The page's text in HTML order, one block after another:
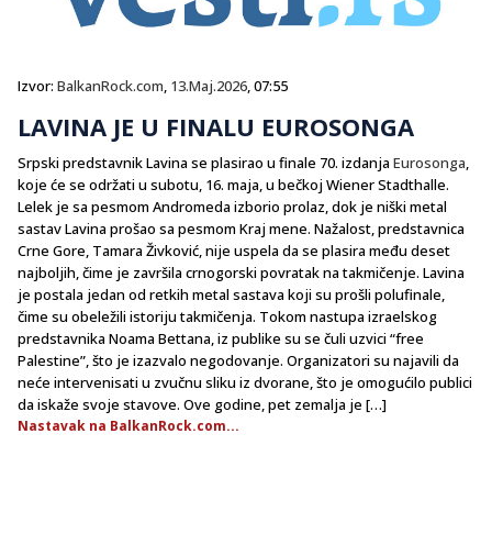
Izvor: BalkanRock.com, 13.Maj.2026, 07:55
LAVINA JE U FINALU EUROSONGA
Srpski predstavnik Lavina se plasirao u finale 70. izdanja Eurosonga,
koje će se održati u subotu, 16. maja, u bečkoj Wiener Stadthalle.
Lelek je sa pesmom Andromeda izborio prolaz, dok je niški metal
sastav Lavina prošao sa pesmom Kraj mene. Nažalost, predstavnica
Crne Gore, Tamara Živković, nije uspela da se plasira među deset
najboljih, čime je završila crnogorski povratak na takmičenje. Lavina
je postala jedan od retkih metal sastava koji su prošli polufinale,
čime su obeležili istoriju takmičenja. Tokom nastupa izraelskog
predstavnika Noama Bettana, iz publike su se čuli uzvici “free
Palestine”, što je izazvalo negodovanje. Organizatori su najavili da
neće intervenisati u zvučnu sliku iz dvorane, što je omogućilo publici
da iskaže svoje stavove. Ove godine, pet zemalja je […]
Nastavak na BalkanRock.com...